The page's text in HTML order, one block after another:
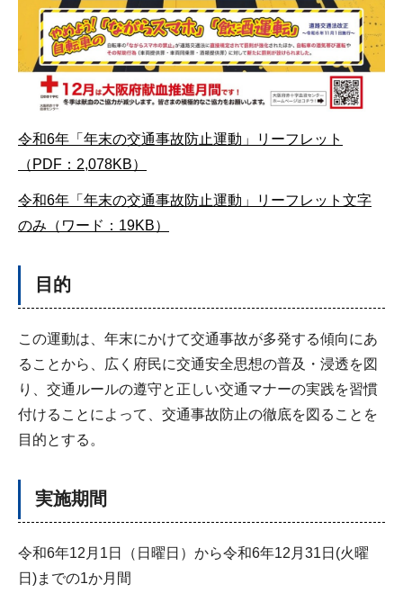
令和6年「年末の交通事故防止運動」リーフレット
（PDF：2,078KB）
令和6年「年末の交通事故防止運動」リーフレット文字
のみ（ワード：19KB）
目的
この運動は、年末にかけて交通事故が多発する傾向にあ
ることから、広く府民に交通安全思想の普及・浸透を図
り、交通ルールの遵守と正しい交通マナーの実践を習慣
付けることによって、交通事故防止の徹底を図ることを
目的とする。
実施期間
令和6年12月1日（日曜日）から令和6年12月31日(火曜
日)までの1か月間